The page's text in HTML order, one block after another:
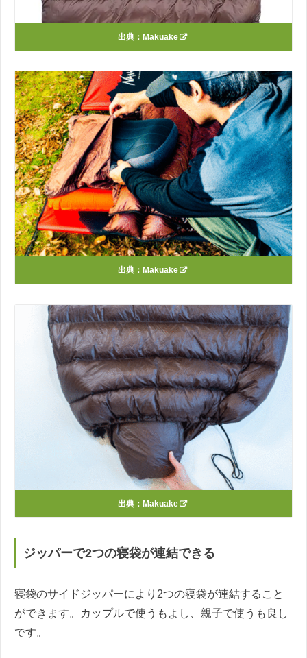
出典： Makuake
出典： Makuake
出典： Makuake
ジッパーで2つの寝袋が連結できる
寝袋のサイドジッパーにより2つの寝袋が連結すること
ができます。カップルで使うもよし、親子で使うも良し
です。